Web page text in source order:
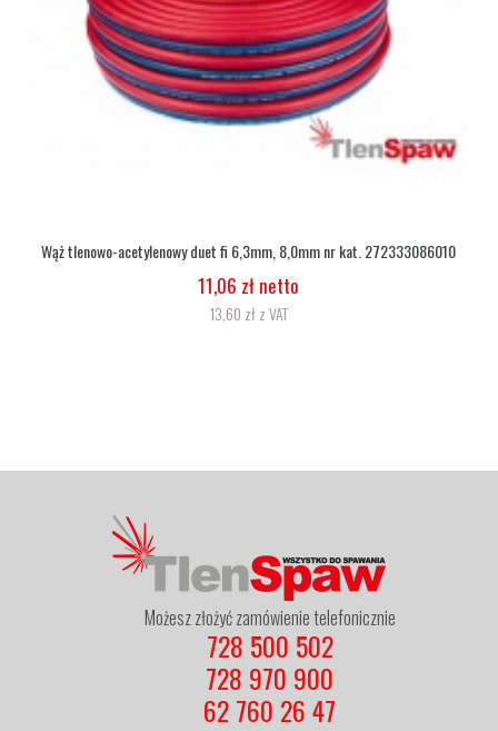
Wąż tlenowy fi 6,3
5,07 zł netto
6,24 zł z VAT
Możesz złożyć zamówienie telefonicznie
728 500 502
728 970 900
62 760 26 47